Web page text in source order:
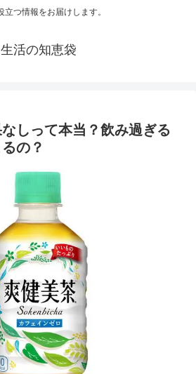
立つ情報をお届けします。
生活の知恵袋
しって本当？飲み過ぎる
の？